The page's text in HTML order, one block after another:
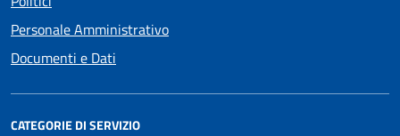
Personale Amministrativo
Documenti e Dati
CATEGORIE DI SERVIZIO